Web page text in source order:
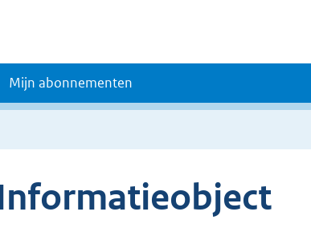
Mijn abonnementen